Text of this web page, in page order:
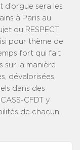
sera les
à Paris au
du RESPECT
pour thème de
fort qui fait
sur la manière
dévalorisées,
dans des
CFDT y
de chacun.